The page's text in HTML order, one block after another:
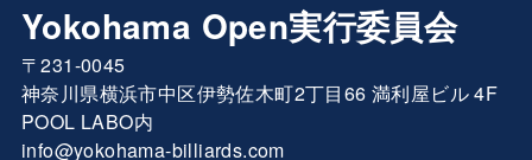
Yokohama Open実行委員会
〒231-0045
神奈川県横浜市中区伊勢佐木町2丁目66 満利屋ビル 4F
POOL LABO内
info@yokohama-billiards.com